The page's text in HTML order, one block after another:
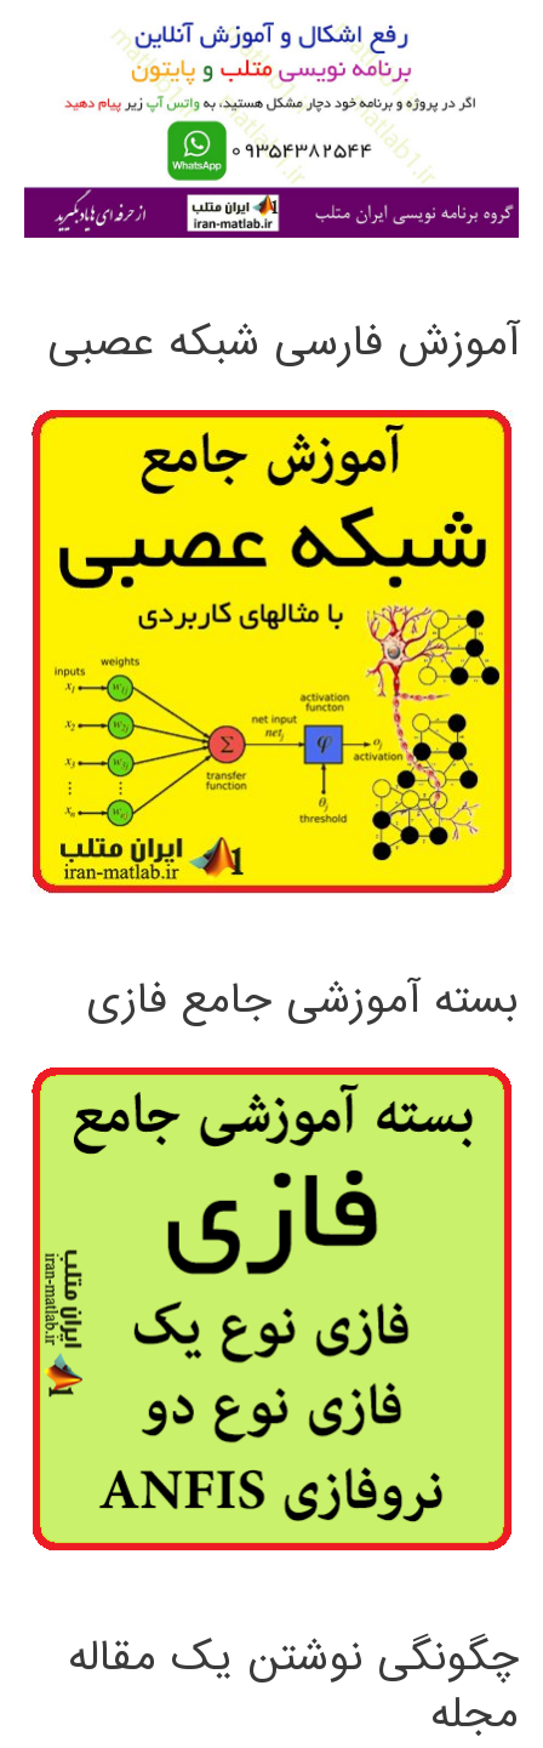
ی
آموزش فارسی شبکه عصبی
بسته آموزشی جامع فازی
چگونگی نوشتن یک مقاله
مجله